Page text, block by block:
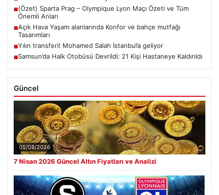
■(Özet) Sparta Prag – Olympique Lyon Maçı Özeti ve Tüm
Önemli Anları
■Açık Hava Yaşam alanlarında Konfor ve bahçe mutfağı
Tasarımları
■Yılın transferi! Mohamed Salah İstanbul’a geliyor
■Samsun’da Halk Otobüsü Devrildi: 21 Kişi Hastaneye Kaldırıldı
Güncel
05/08/2026
7 Nisan 2026 Güncel Altın Fiyatları ve Analizi